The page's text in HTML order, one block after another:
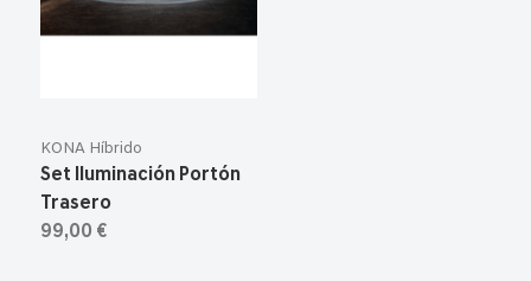
KONA Híbrido
Set Iluminación Portón
Trasero
99,00 €